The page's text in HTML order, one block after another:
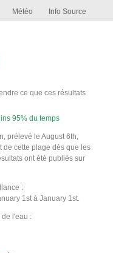
Météo Info Source
ce que ces résultats
95% du temps
prélevé le August 6th,
de cette plage dès que les
ont été publiés sur
:
1st à January 1st.
l'eau :